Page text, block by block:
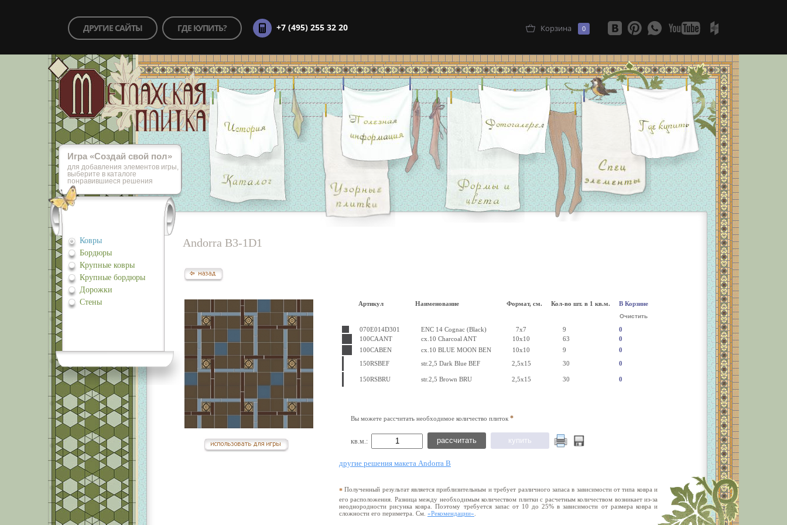
ДРУГИЕ САЙТЫ ГДЕ КУПИТЬ? +7 (495) 255 32 20 Корзина 0
Игра «Cоздай свой пол»
для добавления элементов игры,
выберите в каталоге
понравившиеся решения
Ковры
Бордюры
Крупные ковры
Крупные бордюры
Дорожки
Стены
Andorra B3-1D1
Артикул Наименование Формат, см. Кол-во шт. в 1 кв.м. В Корзине
Очистить
070E014D301 ENC 14 Cognac (Black) 7x7 9
0
100CAANT
cx.10 Charcoal ANT 10x10 63
0
100CABEN
cx.10 BLUE MOON BEN 10x10 9
0
150RSBEF
str.2,5 Dark Blue BEF 2,5x15 30 0
150RSBRU str.2,5 Brown BRU 2,5x15 30 0
Вы можете рассчитать необходимое количество плиток *
кв.м.:
другие решения макета Andorra B
* Полученный результат является приблизительным и требует различного запаса в зависимости от типа ковра и
его расположения. Разница между необходимым количеством плитки с расчетным количеством возникает из-за
неоднородности рисунка ковра. Поэтому требуется запас от 10 до 25% в зависимости от размера ковра и
сложности его периметра. См. «Рекомендации»